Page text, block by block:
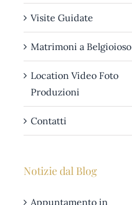
Visite Guidate
Matrimoni a Belgioioso
Location Video Foto
Produzioni
Contatti
Notizie dal Blog
Appuntamento in